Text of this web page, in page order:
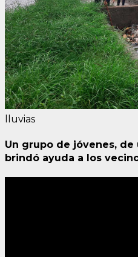
lluvias
Un grupo de jóvenes, de
brindó ayuda a los